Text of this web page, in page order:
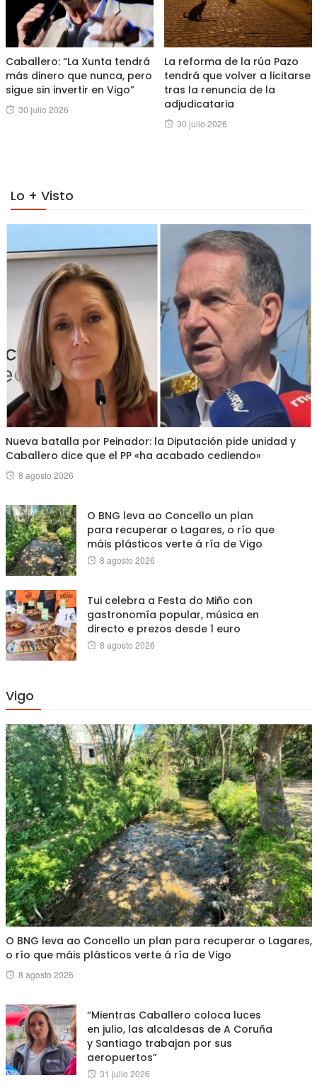
Caballero: “La Xunta tendrá
más dinero que nunca, pero
sigue sin invertir en Vigo”
Posted
30 julio 2026
La reforma de la rúa Pazo
tendrá que volver a licitarse
tras la renuncia de la
adjudicataria
Posted
30 julio 2026
Lo + Visto
Nueva batalla por Peinador: la Diputación pide unidad y
Caballero dice que el PP «ha acabado cediendo»
Posted
8 agosto 2026
O BNG leva ao Concello un plan
para recuperar o Lagares, o río que
máis plásticos verte á ría de Vigo
Posted
8 agosto 2026
Tui celebra a Festa do Miño con
gastronomía popular, música en
directo e prezos desde 1 euro
Posted
8 agosto 2026
Vigo
O BNG leva ao Concello un plan para recuperar o Lagares,
o río que máis plásticos verte á ría de Vigo
Posted
8 agosto 2026
“Mientras Caballero coloca luces
en julio, las alcaldesas de A Coruña
y Santiago trabajan por sus
aeropuertos”
Posted
31 julio 2026